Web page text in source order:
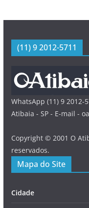
(11) 9 2012-5711
WhatsApp (11) 9 2012-
Atibaia - SP - E-mail -
Copyright © 2001 O
reservados.
Mapa do Site
Cidade